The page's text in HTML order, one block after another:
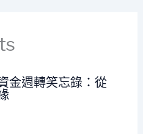
金週轉笑忘錄：從